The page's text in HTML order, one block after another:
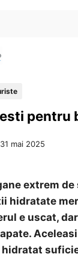
pentru
31 mai 2025
extrem
hidratate
e uscat,